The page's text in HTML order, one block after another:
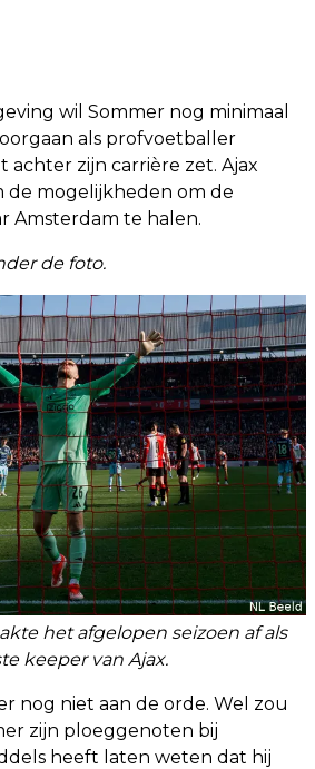
wil Sommer nog minimaal
als profvoetballer
achter zijn carrière zet. Ajax
de mogelijkheden om de
Amsterdam te halen.
de foto.
het afgelopen seizoen af als
keeper van Ajax.
nog niet aan de orde. Wel zou
zijn ploeggenoten bij
heeft laten weten dat hij